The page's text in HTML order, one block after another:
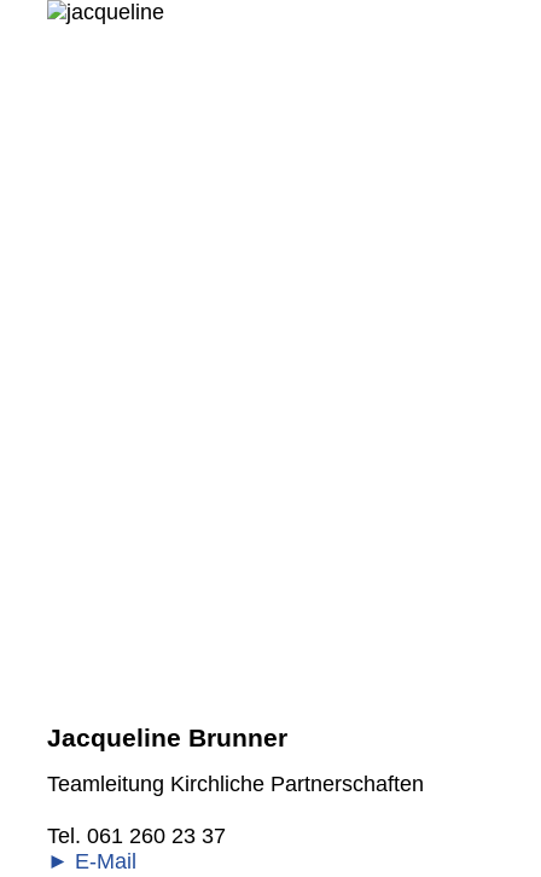
Jacqueline Brunner
Teamleitung Kirchliche Partnerschaften
Tel. 061 260 23 37
► E-Mail